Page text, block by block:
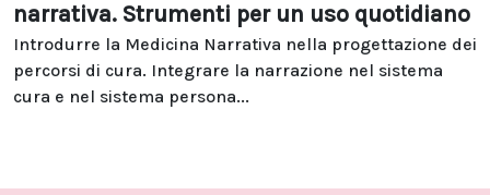
narrativa. Strumenti per un uso quotidiano
Introdurre la Medicina Narrativa nella progettazione dei
percorsi di cura. Integrare la narrazione nel sistema
cura e nel sistema persona...